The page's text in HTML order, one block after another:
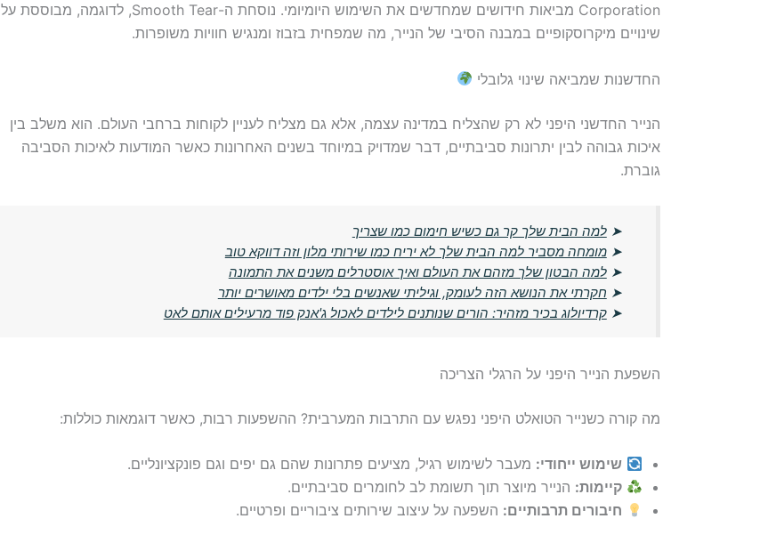
Corporation מביאות חידושים שמחדשים את השימוש היומיומי. נוסחת ה-Smooth Tear, לדוגמה, מבוססת על
שינויים מיקרוסקופיים במבנה הסיבי של הנייר, מה שמפחית בזבוז ומנגיש חוויות משופרות.
החדשנות שמביאה שינוי גלובלי
הנייר החדשני היפני לא רק שהצליח במדינה עצמה, אלא גם מצליח לעניין לקוחות ברחבי העולם. הוא משלב בין
איכות גבוהה לבין יתרונות סביבתיים, דבר שמדויק במיוחד בשנים האחרונות כאשר המודעות לאיכות הסביבה
גוברת.
➤למה הבית שלך קר גם כשיש חימום כמו שצריך
➤מומחה מסביר למה הבית שלך לא יריח כמו שירותי מלון וזה דווקא טוב
➤למה הבטון שלך מזהם את העולם ואיך אוסטרלים משנים את התמונה
➤ חקרתי את הנושא הזה לעומק, וגיליתי שאנשים בלי ילדים מאושרים יותר
➤קרדיולוג בכיר מזהיר: הורים שנותנים לילדים לאכול ג'אנק פוד מרעילים אותם לאט
השפעת הנייר היפני על הרגלי הצריכה
מה קורה כשנייר הטואלט היפני נפגש עם התרבות המערבית? ההשפעות רבות, כאשר דוגמאות כוללות:
שימוש ייחודי: מעבר לשימוש רגיל, מציעים פתרונות שהם גם יפים וגם פונקציונליים.
קיימות: הנייר מיוצר תוך תשומת לב לחומרים סביבתיים.
חיבורים תרבותיים: השפעה על עיצוב שירותים ציבוריים ופרטיים.